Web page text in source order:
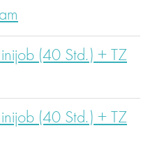
(40 Std.) + TZ
(40 Std.) + TZ